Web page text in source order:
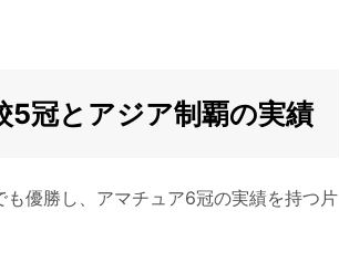
冠とアジア制覇の実績
優勝し、アマチュア6冠の実績を持つ片